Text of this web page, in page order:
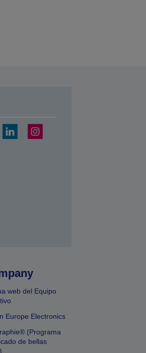
web del Equipo
Europe Electronics
(Programa
de bellas